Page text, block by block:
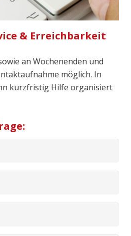
& Erreichbarkeit
an Wochenenden und
möglich. In
kurzfristig Hilfe organisiert